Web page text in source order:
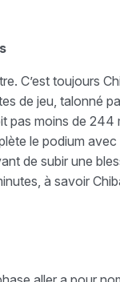
C’est toujours
de jeu, talonné
pas moins de 244
le podium
de subir une
à savoir